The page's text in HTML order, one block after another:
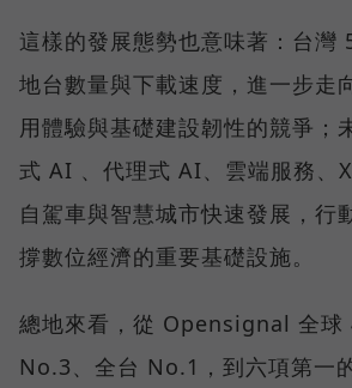
這樣的發展態勢也意味著：台灣
地台數量與下載速度，進一步走
用體驗與基礎建設韌性的競爭；
式 AI 、代理式 AI、雲端服務、
自駕車與智慧城市快速發展，行
撐數位經濟的重要基礎設施。
總地來看，從 Opensignal 全球
No.3、全台 No.1，到六項第一